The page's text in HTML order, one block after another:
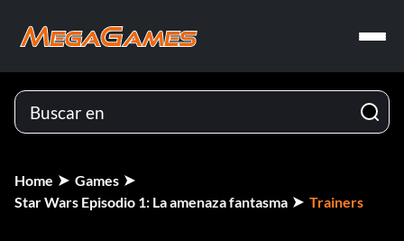
Home
Games
Star Wars Episodio 1: La amenaza fantasma
Trainers